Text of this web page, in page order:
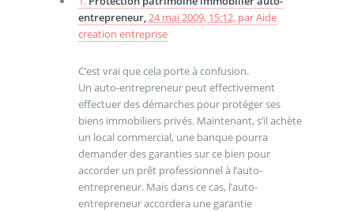
entrepreneur,24 mai 2009, 15:12, parAide
creation entreprise
C’est vrai que cela porte à confusion.
Un auto-entrepreneur peut effectivement
effectuer des démarches pour protéger ses
biens immobiliers privés. Maintenant, s’il achète
un local commercial, une banque pourra
demander des garanties sur ce bien pour
accorder un prêt professionnel à l’auto-
entrepreneur. Mais dans ce cas, l’auto-
entrepreneur accordera une garantie